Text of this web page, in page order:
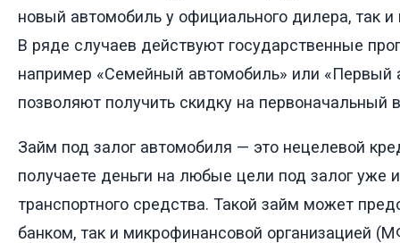
новый автомобиль у официального дилера, так
В ряде случаев действуют государственные
например «Семейный автомобиль» или «Первый
позволяют получить скидку на первоначальный
Займ под залог автомобиля — это нецелевой
получаете деньги на любые цели под залог уже
транспортного средства. Такой займ может
банком, так и микрофинансовой организацией